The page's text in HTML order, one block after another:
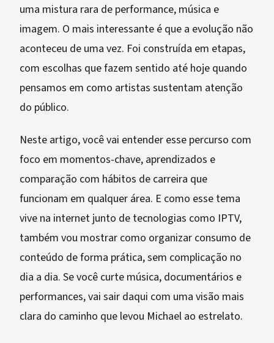
uma mistura rara de performance, música e
imagem. O mais interessante é que a evolução não
aconteceu de uma vez. Foi construída em etapas,
com escolhas que fazem sentido até hoje quando
pensamos em como artistas sustentam atenção
do público.
Neste artigo, você vai entender esse percurso com
foco em momentos-chave, aprendizados e
comparação com hábitos de carreira que
funcionam em qualquer área. E como esse tema
vive na internet junto de tecnologias como IPTV,
também vou mostrar como organizar consumo de
conteúdo de forma prática, sem complicação no
dia a dia. Se você curte música, documentários e
performances, vai sair daqui com uma visão mais
clara do caminho que levou Michael ao estrelato.